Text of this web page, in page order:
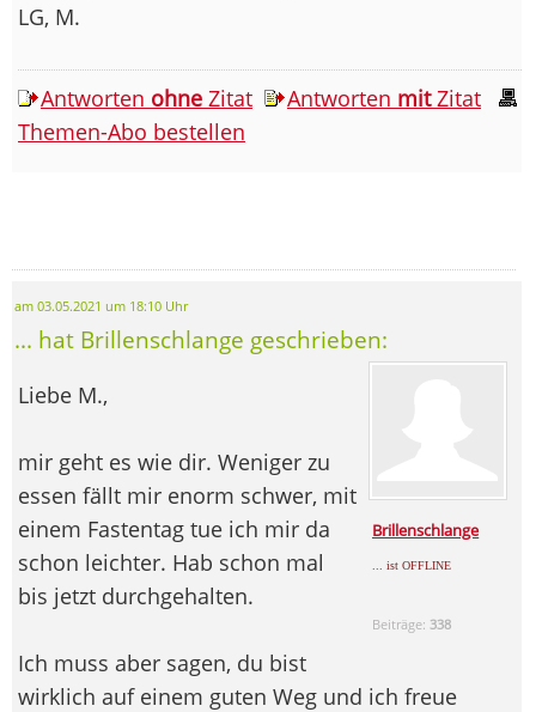
LG, M.
Antworten ohne Zitat Antworten mitZitat
Themen-Abo bestellen
am 03.05.2021 um 18:10 Uhr
... hat Brillenschlange geschrieben:
Brillenschlange
... ist OFFLINE
Beiträge: 338
Liebe M.,
mir geht es wie dir. Weniger zu
essen fällt mir enorm schwer, mit
einem Fastentag tue ich mir da
schon leichter. Hab schon mal
bis jetzt durchgehalten.
Ich muss aber sagen, du bist
wirklich auf einem guten Weg und ich freue